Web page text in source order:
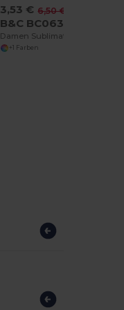
3,53 € 6,50 €
B&C BC063
Damen Sublimation T-Shirt
+1 Farben